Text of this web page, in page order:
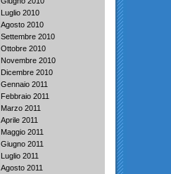
Luglio 2010
Agosto 2010
Settembre 2010
Ottobre 2010
Novembre 2010
Dicembre 2010
Gennaio 2011
Febbraio 2011
Marzo 2011
Aprile 2011
Maggio 2011
Giugno 2011
Luglio 2011
Agosto 2011